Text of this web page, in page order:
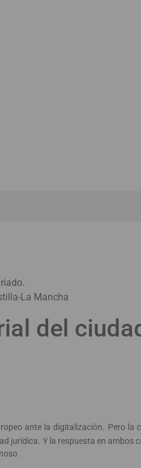
por
La Mancha
del
ante la digitalización. Pero
jurídica. Y la respuesta en ambos